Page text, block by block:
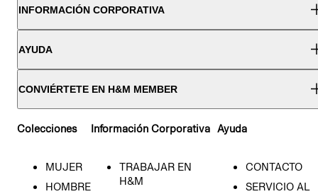
INFORMACIÓN CORPORATIVA
AYUDA
CONVIÉRTETE EN H&M MEMBER
Colecciones
MUJER
HOMBRE
Información Corporativa
TRABAJAR EN
H&M
Ayuda
CONTACTO
SERVICIO AL